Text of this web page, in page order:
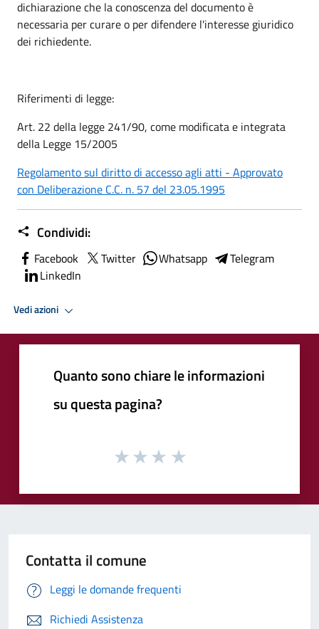
dichiarazione che la conoscenza del documento è
necessaria per curare o per difendere l'interesse giuridico
dei richiedente.
Riferimenti di legge:
Art. 22 della legge 241/90, come modificata e integrata
della Legge 15/2005
Regolamento sul diritto di accesso agli atti - Approvato
con Deliberazione C.C. n. 57 del 23.05.1995
Condividi:
Facebook Twitter Whatsapp
Telegram
LinkedIn
Vedi azioni
Quanto sono chiare le informazioni
su questa pagina?
Contatta il comune
Leggi le domande frequenti
Richiedi Assistenza